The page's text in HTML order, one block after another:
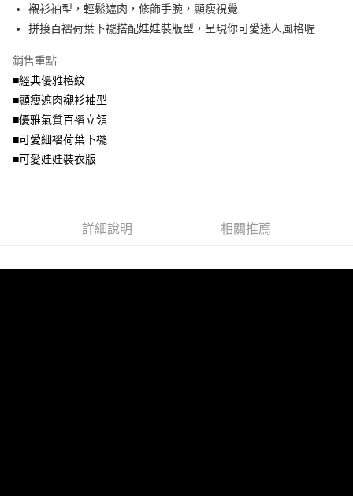
法說明評估內容。
【繳款方式說明】
醒簡訊。
帳／街口支付／iPASS MONEY」等通路繳費。
【注意事項】
1.本服務係由「台灣大哥大股份有限公司」（以下簡稱本公司）所提供，讓
用戶於交易時，得透過本服務購買商品或服務，並由商店將買賣／分期付款
買賣價金債權讓與本公司後，依約使用本公司帳單繳交帳款。
２．便利：只要手機號碼，簡訊認證，即可結帳。
３．安心：先確認商品／服務後，再付款。
１．於結帳方式選擇「AFTEE先享後付」後，將跳轉至「AFTEE先享後付」
結帳頁面，進行簡訊認證並確認金額後，即可完成結帳。
３．收到繳費通知簡訊後14天內，點擊此簡訊中的連結，可透過四大超商／
ATM／網路銀行／等多元方式進行付款，方視為交易完成。
※ 請注意：結帳手續完成當下不需立刻繳費，但若您需要取消訂單，請聯絡
購買商品的店家。未經商家同意取消之訂單仍視為有效，需透過AFTEE先享
後付繳納相關費用。
全家取貨付款
付款後全家取貨
每筆NT$70，滿NT$699(含以上)免運費
7-11取貨付款
每筆NT$70，滿NT$799(含以上)免運費
襯衫袖型，輕鬆遮肉，修飾手腕，顯瘦視覺
拼接百褶荷葉下襬搭配娃娃裝版型，呈現你可愛迷人風格喔
銷售重點
■經典優雅格紋
■顯瘦遮肉襯衫袖型
■優雅氣質百褶立領
■可愛細褶荷葉下襬
■可愛娃娃裝衣版
詳細說明 相關推薦